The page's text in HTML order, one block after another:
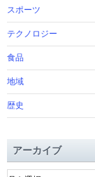
スポーツ
テクノロジー
食品
地域
歴史
アーカイブ
ア